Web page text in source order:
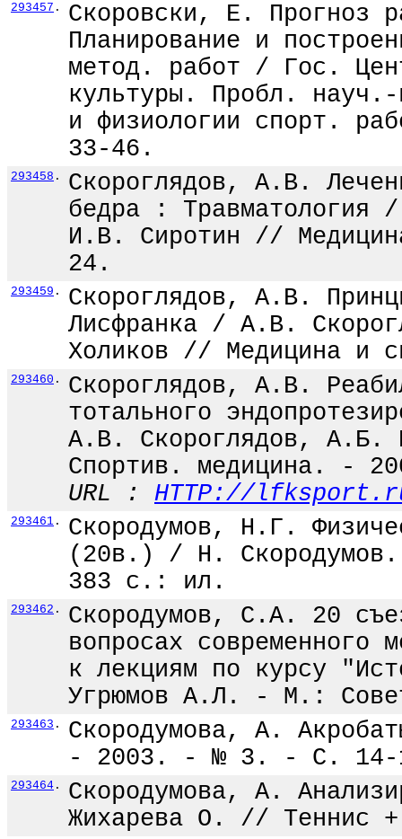
293457 .
Скоровски, Е. Прогноз
Планирование и
метод. работ / Гос.
культуры. Пробл.
и физиологии спорт.
33-46.
293458 .
Скороглядов, А.В.
бедра :
И.В. Сиротин //
24.
293459 .
Скороглядов, А.В.
Лисфранка / А.В.
Холиков // Медицина
293460 .
Скороглядов, А.В.
тотального
А.В. Скороглядов, А.Б.
Спортив. медицина. -
URL : HTTP://
293461 .
Скородумов, Н.Г.
(20в.) / Н.
383 с.: ил.
293462 .
Скородумов, С.А. 20
вопросах современного
к лекциям по курсу
Угрюмов А.Л. - М.:
293463 .
Скородумова, А.
- 2003. - № 3. - С. 14-
293464 .
Скородумова, А.
Жихарева О. //